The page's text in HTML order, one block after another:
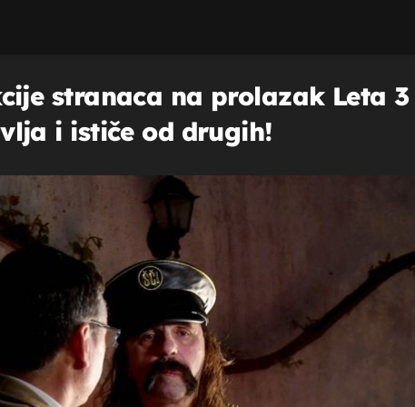
stranaca na prolazak Leta
i ističe od drugih!